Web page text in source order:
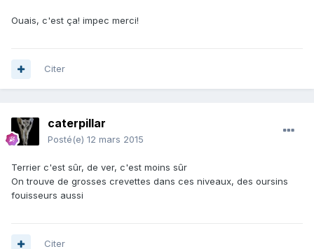
Ouais, c'est ça! impec merci!
Citer
caterpillar
Posté(e) 12 mars 2015
Terrier c'est sûr, de ver, c'est moins sûr
On trouve de grosses crevettes dans ces niveaux, des oursins
fouisseurs aussi
Citer